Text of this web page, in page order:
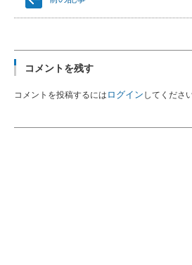
コメントを残す
コメントを投稿するには ログイン してください